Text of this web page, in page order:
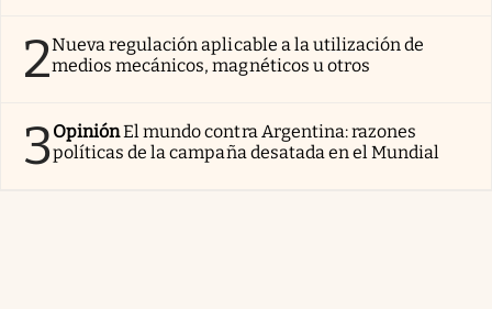
2Nueva regulación aplicable a la utilización de
medios mecánicos, magnéticos u otros
3OpiniónEl mundo contra Argentina: razones
políticas de la campaña desatada en el Mundial